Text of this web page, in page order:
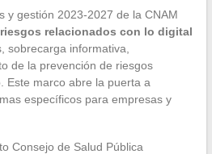
y gestión 2023-2027 de la CNAM
riesgos relacionados con lo digital
sobrecarga informativa,
de la prevención de riesgos
Este marco abre la puerta a
específicos para empresas y
Consejo de Salud Pública